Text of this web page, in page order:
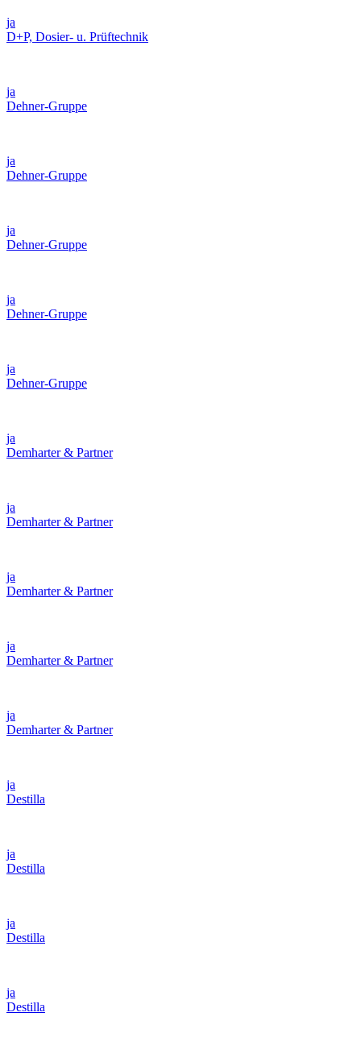
ja
D+P, Dosier- u. Prüftechnik
ja
Dehner-Gruppe
ja
Dehner-Gruppe
ja
Dehner-Gruppe
ja
Dehner-Gruppe
ja
Dehner-Gruppe
ja
Demharter & Partner
ja
Demharter & Partner
ja
Demharter & Partner
ja
Demharter & Partner
ja
Demharter & Partner
ja
Destilla
ja
Destilla
ja
Destilla
ja
Destilla